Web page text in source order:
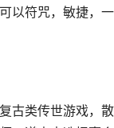
以符咒，敏捷，
古类传世游戏，